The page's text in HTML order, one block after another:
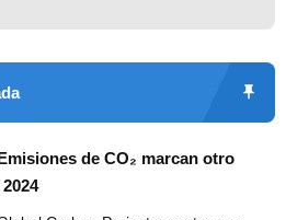
de CO₂ marcan otro